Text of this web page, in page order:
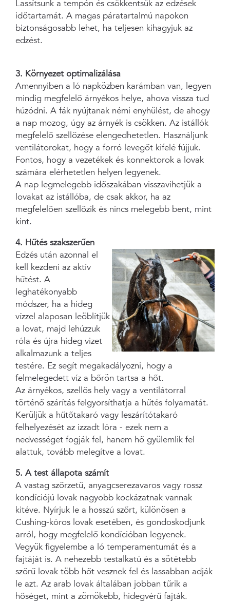
Lassítsunk a tempón és csökkentsük az edzések
időtartamát. A magas páratartalmú napokon
biztonságosabb lehet, ha teljesen kihagyjuk az
edzést.
3. Környezet optimalizálása
Amennyiben a ló napközben karámban van, legyen
mindig megfelelő árnyékos helye, ahova vissza tud
húzódni. A fák nyújtanak némi enyhülést, de ahogy
a nap mozog, úgy az árnyék is csökken. Az istállók
megfelelő szellőzése elengedhetetlen. Használjunk
ventilátorokat, hogy a forró levegőt kifelé fújjuk.
Fontos, hogy a vezetékek és konnektorok a lovak
számára elérhetetlen helyen legyenek.
A nap legmelegebb időszakában visszavihetjük a
lovakat az istállóba, de csak akkor, ha az
megfelelően szellőzik és nincs melegebb bent, mint
kint.
4. Hűtés szakszerűen
Edzés után azonnal el
kell kezdeni az aktív
hűtést. A
leghatékonyabb
módszer, ha a hideg
vízzel alaposan leöblítjük
a lovat, majd lehúzzuk
róla és újra hideg vizet
alkalmazunk a teljes
testére. Ez segít megakadályozni, hogy a
felmelegedett víz a bőrön tartsa a hőt.
Az árnyékos, szellős hely vagy a ventilátorral
történő szárítás felgyorsíthatja a hűtés folyamatát.
Kerüljük a hűtőtakaró vagy leszárítótakaró
felhelyezését az izzadt lóra - ezek nem a
nedvességet fogják fel, hanem hő gyülemlik fel
alattuk, tovább melegítve a lovat.
5. A test állapota számít
A vastag szőrzetű, anyagcserezavaros vagy rossz
kondíciójú lovak nagyobb kockázatnak vannak
kitéve. Nyírjuk le a hosszú szőrt, különösen a
Cushing-kóros lovak esetében, és gondoskodjunk
arról, hogy megfelelő kondícióban legyenek.
Vegyük figyelembe a ló temperamentumát és a
fajtáját is. A nehezebb testalkatú és a sötétebb
szőrű lovak több hőt vesznek fel és lassabban adják
le azt. Az arab lovak általában jobban tűrik a
hőséget, mint a zömökebb, hidegvérű fajták.